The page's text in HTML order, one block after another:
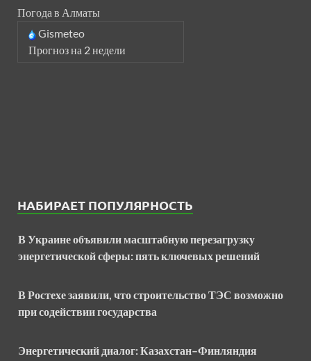
Погода в Алматы
Gismeteo
Прогноз на 2 недели
НАБИРАЕТ ПОПУЛЯРНОСТЬ
В Украине объявили масштабную перезагрузку
энергетической сферы: пять ключевых решений
В Ростехе заявили, что строительство ТЭС возможно
при содействии государства
Энергетический диалог: Казахстан–Финляндия